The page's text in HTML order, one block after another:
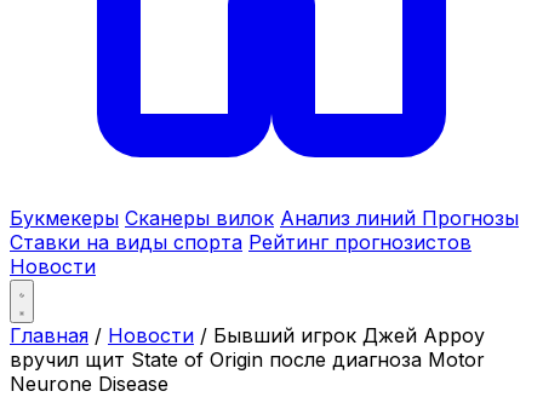
Букмекеры Сканеры вилок Анализ линий Прогнозы
Ставки на виды спорта Рейтинг прогнозистов
Новости
Главная / Новости / Бывший игрок Джей Арроу
вручил щит State of Origin после диагноза Motor
Neurone Disease